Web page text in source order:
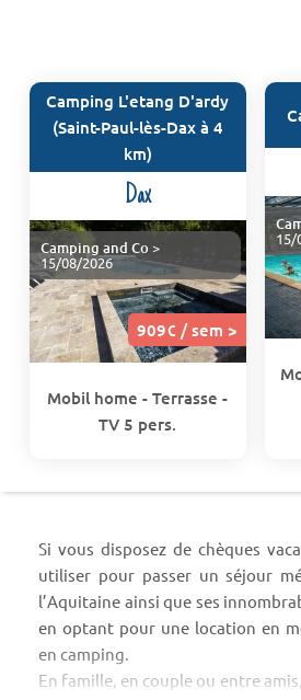
Camping L'etang D'ardy
(Saint-Paul-lès-Dax à 4
km)
Dax
909€ / sem >
Camping and Co >
15/08/2026
Mobil home - Terrasse -
TV 5 pers.
15/
Si vous disposez de chèques
utiliser pour passer un séjour
l’Aquitaine ainsi que ses
en optant pour une location en
en camping.
En famille, en couple ou entre